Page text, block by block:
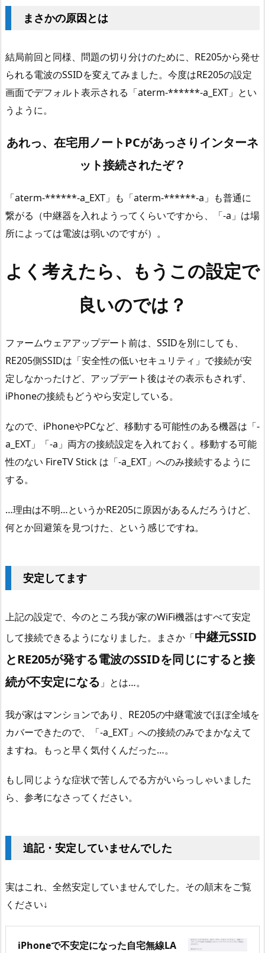
まさかの原因とは
結局前回と同様、問題の切り分けのために、RE205から発せ
られる電波のSSIDを変えてみました。今度はRE205の設定
画面でデフォルト表示される「aterm-******-a_EXT」とい
うように。
あれっ、在宅用ノートPCがあっさりインターネ
ット接続されたぞ？
「aterm-******-a_EXT」も「aterm-******-a」も普通に
繋がる（中継器を入れようってくらいですから、「-a」は場
所によっては電波は弱いのですが）。
よく考えたら、もうこの設定で
良いのでは？
ファームウェアアップデート前は、SSIDを別にしても、
RE205側SSIDは「安全性の低いセキュリティ」で接続が安
定しなかったけど、アップデート後はその表示もされず、
iPhoneの接続もどうやら安定している。
なので、iPhoneやPCなど、移動する可能性のある機器は「-
a_EXT」「-a」両方の接続設定を入れておく。移動する可能
性のない FireTV Stick は「-a_EXT」へのみ接続するように
する。
…理由は不明…というかRE205に原因があるんだろうけど、
何とか回避策を見つけた、という感じですね。
安定してます
上記の設定で、今のところ我が家のWiFi機器はすべて安定
して接続できるようになりました。まさか「中継元SSID
とRE205が発する電波のSSIDを同じにすると接
続が不安定になる 」とは…。
我が家はマンションであり、RE205の中継電波でほぼ全域を
カバーできたので、「-a_EXT」への接続のみでまかなえて
ますね。もっと早く気付くんだった…。
もし同じような症状で苦しんでる方がいらっしゃいました
ら、参考になさってください。
追記・安定していませんでした
実はこれ、全然安定していませんでした。その顛末をご覧
ください↓
iPhoneで不安定になった自宅無線LA